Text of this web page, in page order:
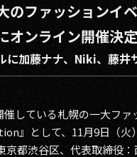
のファッションイ
オンライン開催決
に加藤ナナ、Niki、藤井
催している札幌の一大フ
』として、11月9日（火
京都渋谷区、代表取締役